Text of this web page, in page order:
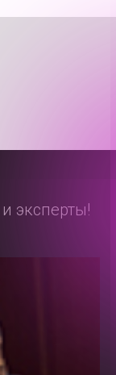
эксперты!